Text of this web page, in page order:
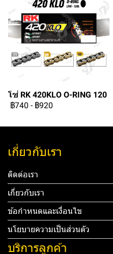
โซ่ RK 420KLO O-RING 120
฿740 - ฿920
เกี่ยวกับเรา
ติดต่อเรา
เกี่ยวกับเรา
ข้อกำหนดและเงื่อนไข
นโยบายความเป็นส่วนตัว
บริการลูกค้า